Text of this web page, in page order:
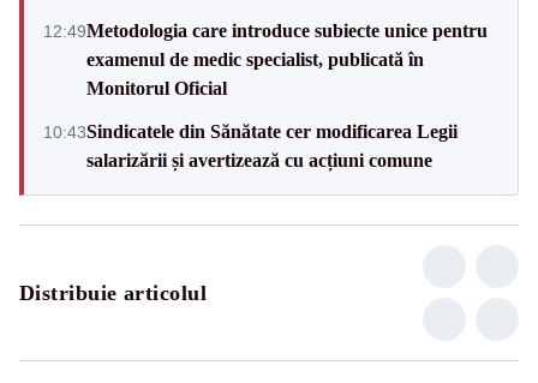
12:49Metodologia care introduce subiecte unice pentru
examenul de medic specialist, publicată în
Monitorul Oficial
10:43Sindicatele din Sănătate cer modificarea Legii
salarizării și avertizează cu acțiuni comune
Distribuie articolul